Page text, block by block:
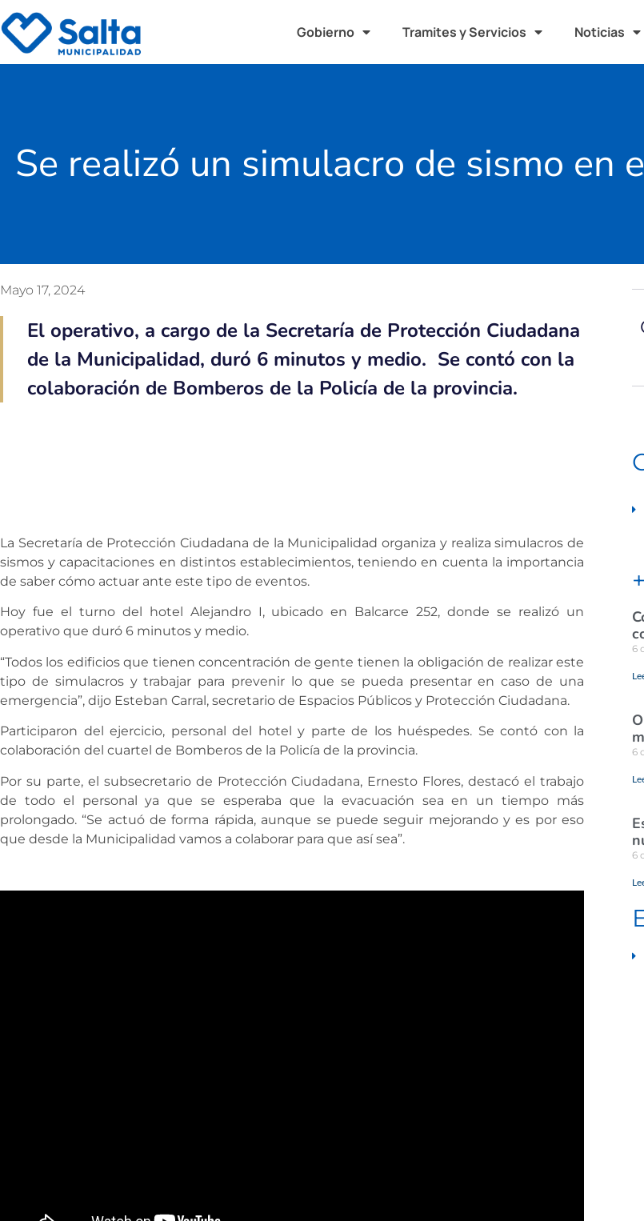
Gobierno Tramites y Servicios Noticias
Se realizó un simulacro de sismo en
Mayo 17, 2024
El operativo, a cargo de la Secretaría de Protección Ciudadana
de la Municipalidad, duró 6 minutos y medio. Se contó con la
colaboración de Bomberos de la Policía de la provincia.
La Secretaría de Protección Ciudadana de la Municipalidad organiza y realiza simulacros de
sismos y capacitaciones en distintos establecimientos, teniendo en cuenta la importancia
de saber cómo actuar ante este tipo de eventos.
Hoy fue el turno del hotel Alejandro I, ubicado en Balcarce 252, donde se realizó un
operativo que duró 6 minutos y medio.
“Todos los edificios que tienen concentración de gente tienen la obligación de realizar este
tipo de simulacros y trabajar para prevenir lo que se pueda presentar en caso de una
emergencia”, dijo Esteban Carral, secretario de Espacios Públicos y Protección Ciudadana.
Participaron del ejercicio, personal del hotel y parte de los huéspedes. Se contó con la
colaboración del cuartel de Bomberos de la Policía de la provincia.
Por su parte, el subsecretario de Protección Ciudadana, Ernesto Flores, destacó el trabajo
de todo el personal ya que se esperaba que la evacuación sea en un tiempo más
prolongado. “Se actuó de forma rápida, aunque se puede seguir mejorando y es por eso
que desde la Municipalidad vamos a colaborar para que así sea”.
6
6
6